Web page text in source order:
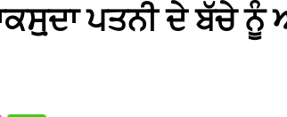
ਪਤਨੀ ਦੇ ਬੱਚੇ